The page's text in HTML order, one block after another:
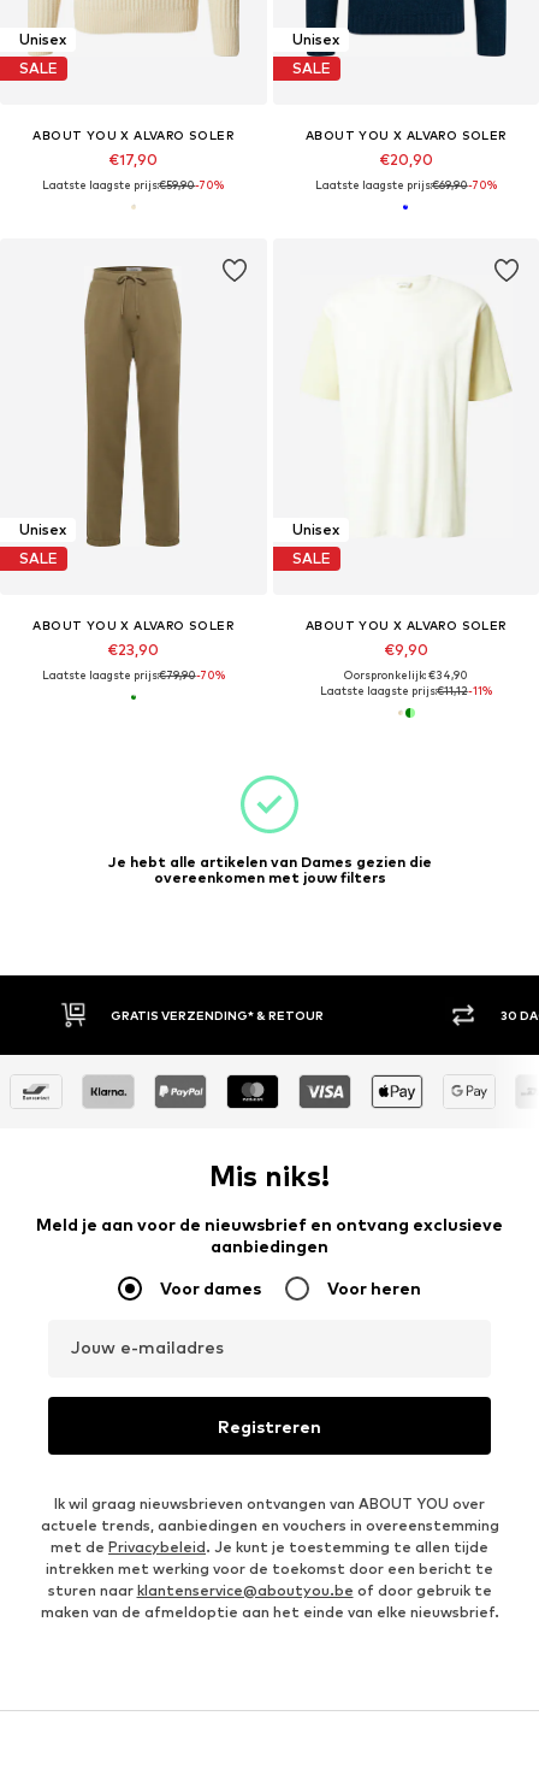
Unisex
SALE
ABOUT YOU X ALVARO SOLER
€17,90
Laatste laagste prijs:€59,90-70%
Unisex
SALE
ABOUT YOU X ALVARO SOLER
€20,90
Laatste laagste prijs:€69,90-70%
Unisex
SALE
ABOUT YOU X ALVARO SOLER
€23,90
Laatste laagste prijs:€79,90-70%
Unisex
SALE
ABOUT YOU X ALVARO SOLER
€9,90
Oorspronkelijk: €34,90
Laatste laagste prijs:€11,12-11%
Je hebt alle artikelen van Dames gezien die
overeenkomen met jouw filters
VERZENDING* & RETOUR 30 DAGEN BEDENKTIJD
Mis niks!
Meld je aan voor de nieuwsbrief en ontvang exclusieve
aanbiedingen
Voor dames Voor heren
Jouw e-mailadres
Registreren
Ik wil graag nieuwsbrieven ontvangen van ABOUT YOU over
actuele trends, aanbiedingen en vouchers in overeenstemming
met de Privacybeleid. Je kunt je toestemming te allen tijde
intrekken met werking voor de toekomst door een bericht te
sturen naar klantenservice@aboutyou.be of door gebruik te
maken van de afmeldoptie aan het einde van elke nieuwsbrief.